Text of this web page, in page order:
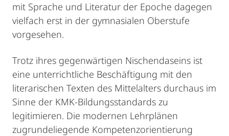
mit Sprache und Literatur der Epoche dagegen
vielfach erst in der gymnasialen Oberstufe
vorgesehen.
Trotz ihres gegenwärtigen Nischendaseins ist
eine unterrichtliche Beschäftigung mit den
literarischen Texten des Mittelalters durchaus im
Sinne der KMK-Bildungsstandards zu
legitimieren. Die modernen Lehrplänen
zugrundeliegende Kompetenzorientierung